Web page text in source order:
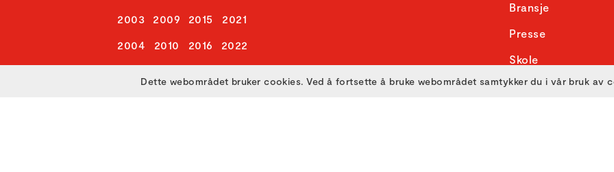
2003
2004
2009
2010
2015
2016
2021
2022
Bransje
Presse
Skole
Dette webområdet bruker cookies. Ved å fortsette å bruke webområdet samtykker du i vår bruk av